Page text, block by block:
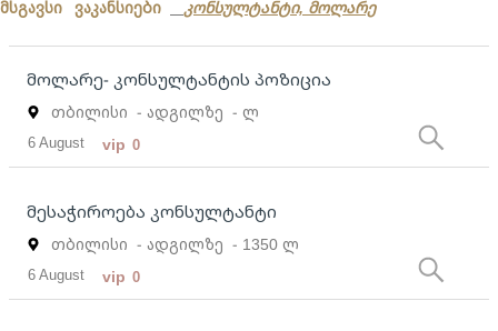
მსგავსი ვაკანსიები კონსულტანტი, მოლარე
მოლარე- კონსულტანტის პოზიცია
თბილისი - ადგილზე - ლ
6 August vip 0
მესაჭიროება კონსულტანტი
თბილისი - ადგილზე - 1350 ლ
6 August vip 0